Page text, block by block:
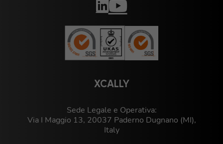
XCALLY
Sede Legale e Operativa:
Via I Maggio 13, 20037 Paderno Dugnano (MI),
Italy